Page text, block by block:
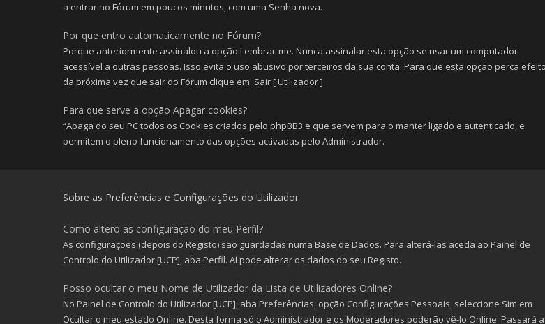
a entrar no Fórum em poucos minutos, com uma Senha nova.
Por que entro automaticamente no Fórum?
Porque anteriormente assinalou a opção Lembrar-me. Nunca assinalar esta opção se usar um computador
acessível a outras pessoas. Isso evita o uso abusivo por terceiros da sua conta. Para que esta opção perca
da próxima vez que sair do Fórum clique em: Sair [ Utilizador ]
Para que serve a opção Apagar cookies?
“Apaga do seu PC todos os Cookies criados pelo phpBB3 e que servem para o manter ligado e autenticado, e
permitem o pleno funcionamento das opções activadas pelo Administrador.
Sobre as Preferências e Configurações do Utilizador
Como altero as configuração do meu Perfil?
As configurações (depois do Registo) são guardadas numa Base de Dados. Para alterá-las aceda ao Painel de
Controlo do Utilizador [UCP], aba Perfil. Aí pode alterar os dados do seu Registo.
Posso ocultar o meu Nome de Utilizador da Lista de Utilizadores Online?
No Painel de Controlo do Utilizador [UCP], aba Preferências, opção Configurações Pessoais, seleccione Sim em
Ocultar o meu estado Online. Desta forma só o Administrador e os Moderadores poderão vê-lo Online. Passará a